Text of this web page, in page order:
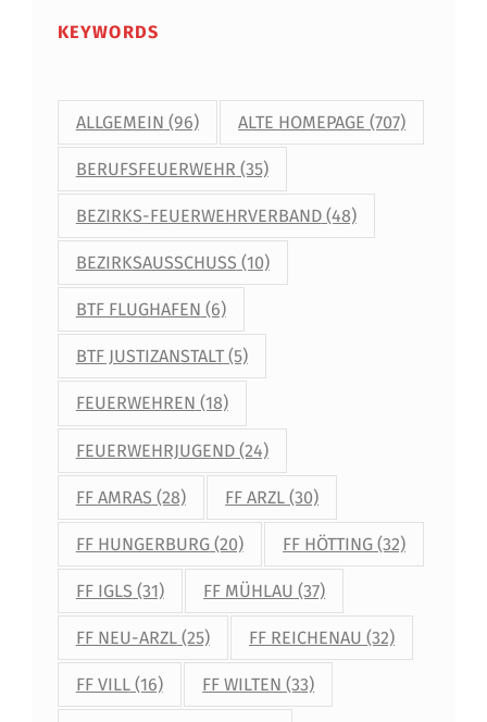
KEYWORDS
ALLGEMEIN (96) ALTE HOMEPAGE (707)
BERUFSFEUERWEHR (35)
BEZIRKS-FEUERWEHRVERBAND(48)
BEZIRKSAUSSCHUSS (10)
BTF FLUGHAFEN (6)
BTF JUSTIZANSTALT(5)
FEUERWEHREN (18)
FEUERWEHRJUGEND(24)
FF AMRAS (28) FF ARZL (30)
FF HUNGERBURG(20) FF HÖTTING (32)
FF IGLS (31) FF MÜHLAU (37)
FF NEU-ARZL(25) FF REICHENAU (32)
FF VILL(16) FF WILTEN (33)